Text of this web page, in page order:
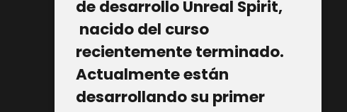
de desarrollo Unreal Spirit,
nacido del curso
recientemente terminado.
Actualmente están
desarrollando su primer